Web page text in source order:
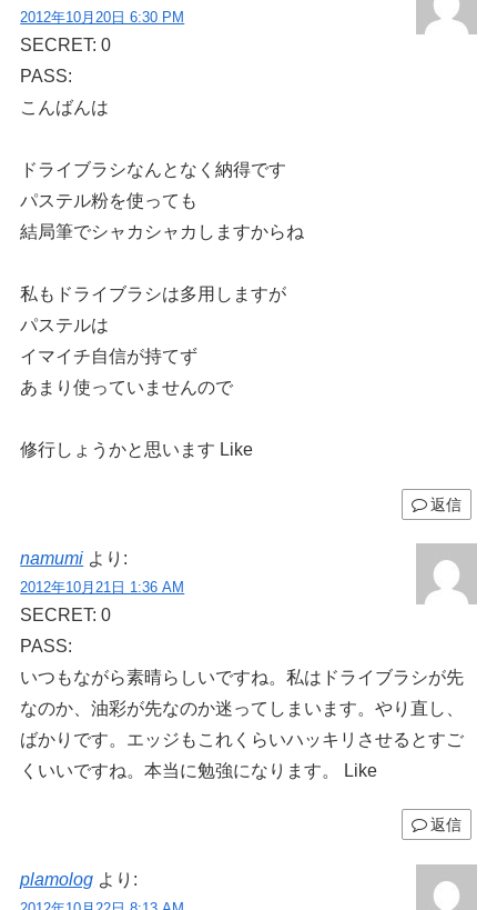
2012年10月20日 6:30 PM
SECRET: 0
PASS:
こんばんは
ドライブラシなんとなく納得です
パステル粉を使っても
結局筆でシャカシャカしますからね
私もドライブラシは多用しますが
パステルは
イマイチ自信が持てず
あまり使っていませんので
修行しょうかと思います Like
返信
namumi より:
2012年10月21日 1:36 AM
SECRET: 0
PASS:
いつもながら素晴らしいですね。私はドライブラシが先
なのか、油彩が先なのか迷ってしまいます。やり直し、
ばかりです。エッジもこれくらいハッキリさせるとすご
くいいですね。本当に勉強になります。 Like
返信
plamolog より: